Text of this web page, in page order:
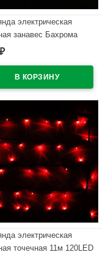
электрическая
занавес Бахрома
180LED цвет
арт.196-136
₽
электрическая
точечная 11м 120LED